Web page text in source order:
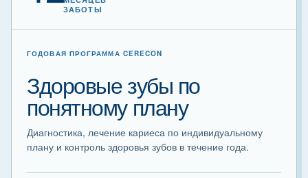
ЗАБОТЫ
ГОДОВАЯ ПРОГРАММА CERECON
Здоровые зубы по
понятному плану
Диагностика, лечение кариеса по индивидуальному
плану и контроль здоровья зубов в течение года.